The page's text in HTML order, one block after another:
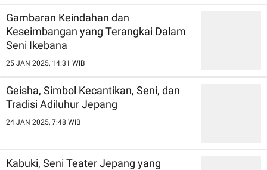
Gambaran Keindahan dan
Keseimbangan yang Terangkai Dalam
Seni Ikebana
25 JAN 2025, 14:31 WIB
Geisha, Simbol Kecantikan, Seni, dan
Tradisi Adiluhur Jepang
24 JAN 2025, 7:48 WIB
Kabuki, Seni Teater Jepang yang